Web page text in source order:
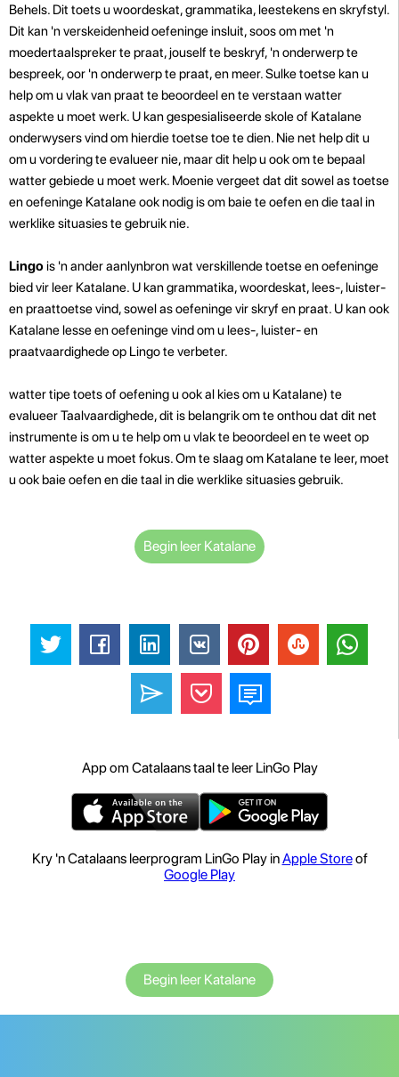
Behels. Dit toets u woordeskat, grammatika, leestekens en skryfstyl.
Dit kan 'n verskeidenheid oefeninge insluit, soos om met 'n
moedertaalspreker te praat, jouself te beskryf, 'n onderwerp te
bespreek, oor 'n onderwerp te praat, en meer. Sulke toetse kan u
help om u vlak van praat te beoordeel en te verstaan ​​watter
aspekte u moet werk. U kan gespesialiseerde skole of Katalane
onderwysers vind om hierdie toetse toe te dien. Nie net help dit u
om u vordering te evalueer nie, maar dit help u ook om te bepaal
watter gebiede u moet werk. Moenie vergeet dat dit sowel as toetse
en oefeninge Katalane ook nodig is om baie te oefen en die taal in
werklike situasies te gebruik nie.
Lingois 'n ander aanlynbron wat verskillende toetse en oefeninge
bied vir leer Katalane. U kan grammatika, woordeskat, lees-, luister-
en praattoetse vind, sowel as oefeninge vir skryf en praat. U kan ook
Katalane lesse en oefeninge vind om u lees-, luister- en
praatvaardighede op Lingo te verbeter.
watter tipe toets of oefening u ook al kies om u Katalane) te
evalueer Taalvaardighede, dit is belangrik om te onthou dat dit net
instrumente is om u te help om u vlak te beoordeel en te weet op
watter aspekte u moet fokus. Om te slaag om Katalane te leer, moet
u ook baie oefen en die taal in die werklike situasies gebruik.
Begin leer Katalane
App om Catalaans taal te leer LinGo Play
Kry 'n Catalaans leerprogram LinGo Play inApple Storeof
Google Play
Begin leer Katalane